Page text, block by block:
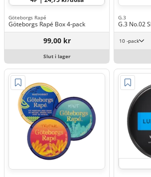
Göteborgs Rapé
Göteborgs Rapé Box 4-pack
99,00 kr
Slut i lager
G.3
G.3 No.02
10 -pack